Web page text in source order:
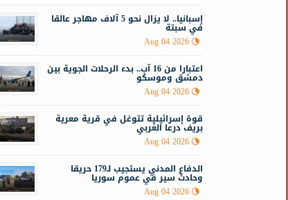
إسبانيا.. لا يزال نحو 5 آلاف مهاجر عالقا
في سبتة
Aug 04 2026
اعتبارا من 16 آب.. بدء الرحلات الجوية بين
دمشق وموسكو
Aug 04 2026
قوة إسرائيلية تتوغل في قرية معرية
بريف درعا الغربي
Aug 04 2026
الدفاع المدني يستجيب لـ179 حريقا
وحادث سير في عموم سوريا
Aug 04 2026